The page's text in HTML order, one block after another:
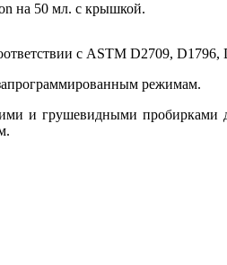
на 50 мл. с крышкой.
с ASTM D2709, D1796,
режимам.
и грушевидными